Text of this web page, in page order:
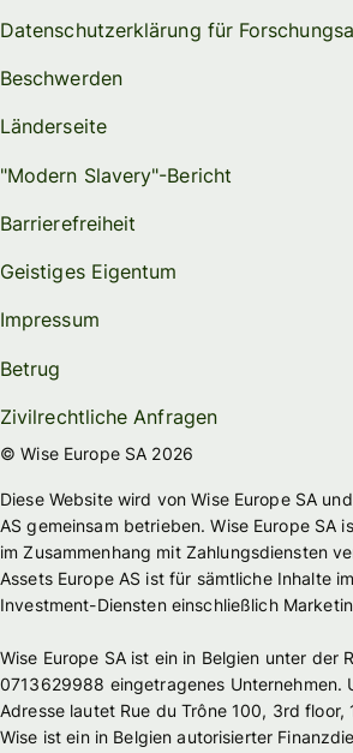
Datenschutzerklärung für
Beschwerden
Länderseite
"Modern Slavery"-Bericht
Barrierefreiheit
Geistiges Eigentum
Impressum
Betrug
Zivilrechtliche Anfragen
© Wise Europe SA 2026
Diese Website wird von Wise Europe SA
AS gemeinsam betrieben. Wise Europe SA
im Zusammenhang mit Zahlungsdiensten
Assets Europe AS ist für sämtliche Inhalte
Investment-Diensten einschließlich
Wise Europe SA ist ein in Belgien unter der
0713629988 eingetragenes Unternehmen.
Adresse lautet Rue du Trône 100, 3rd floor,
Wise ist ein in Belgien autorisierter